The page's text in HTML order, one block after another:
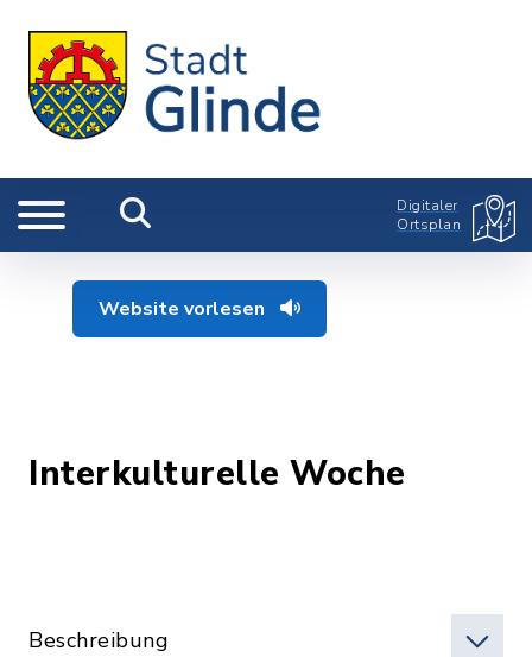
Digitaler
Ortsplan
Website vorlesen
Interkulturelle Woche
Beschreibung